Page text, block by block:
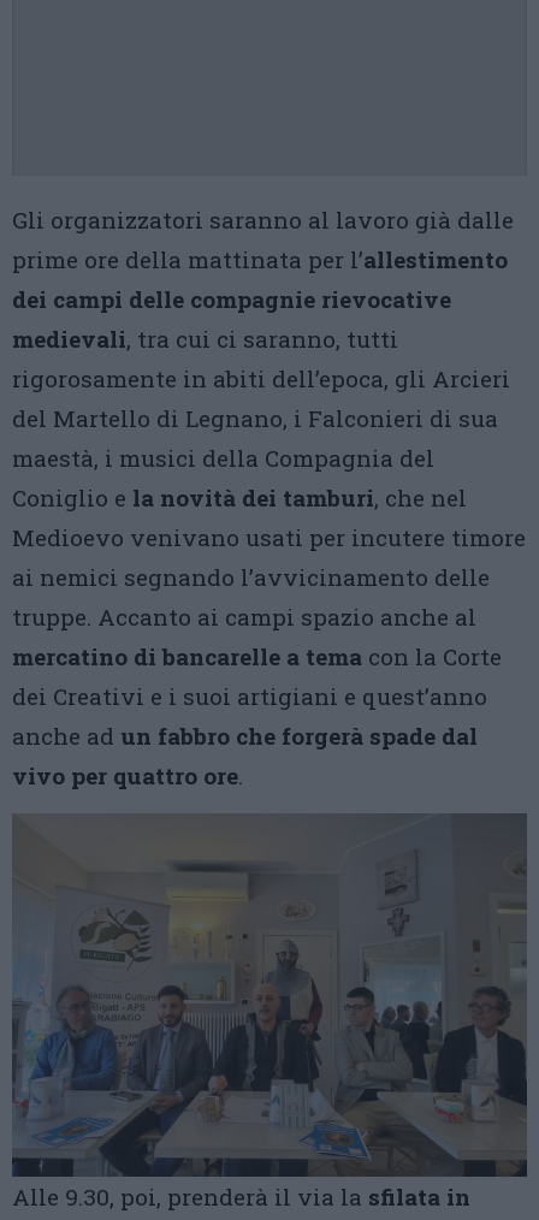
Gli organizzatori saranno al lavoro già dalle
prime ore della mattinata per l’allestimento
dei campi delle compagnie rievocative
medievali, tra cui ci saranno, tutti
rigorosamente in abiti dell’epoca, gli Arcieri
del Martello di Legnano, i Falconieri di sua
maestà, i musici della Compagnia del
Coniglio e la novità dei tamburi, che nel
Medioevo venivano usati per incutere timore
ai nemici segnando l’avvicinamento delle
truppe. Accanto ai campi spazio anche al
mercatino di bancarelle a tema con la Corte
dei Creativi e i suoi artigiani e quest’anno
anche ad un fabbro che forgerà spade dal
vivo per quattro ore.
Alle 9.30, poi, prenderà il via la sfilata in